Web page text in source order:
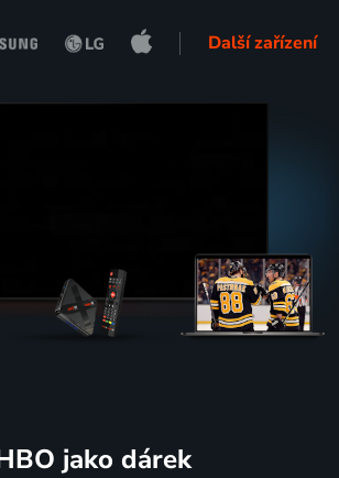
Další zařízení
jako dárek